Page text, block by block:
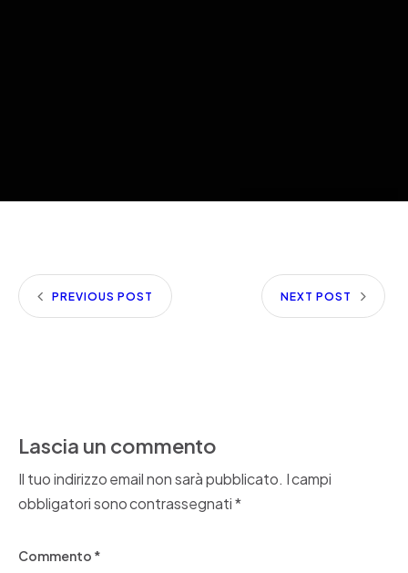
PREVIOUS POST NEXT POST
Lascia un commento
Il tuo indirizzo email non sarà pubblicato. I campi
obbligatori sono contrassegnati*
Commento *